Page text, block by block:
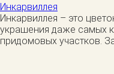
Инкарвиллея
Инкарвиллея – это
украшения даже самых
придомовых участков.